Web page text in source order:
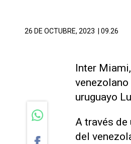
26 DE OCTUBRE, 2023 | 09.26
Inter
uruguayo
A través
del